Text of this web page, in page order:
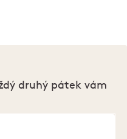
druhý pátek vám